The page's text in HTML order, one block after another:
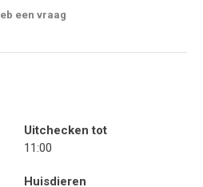
een vraag
Uitchecken tot
11:00
Huisdieren